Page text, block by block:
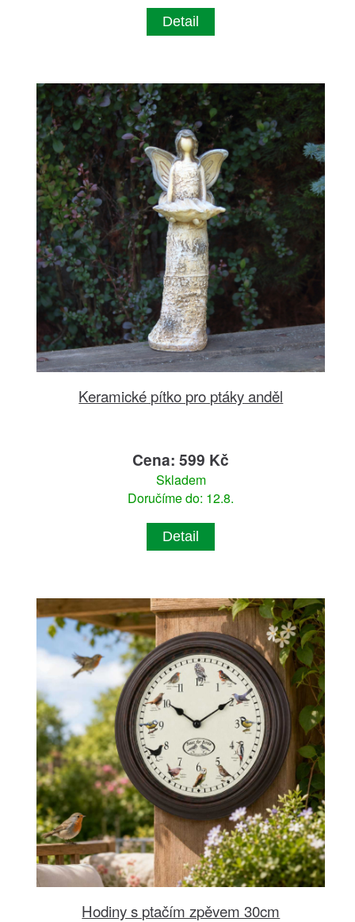
Detail
Keramické pítko pro ptáky anděl
Cena: 599 Kč
Skladem
Doručíme do: 12.8.
Detail
Hodiny s ptačím zpěvem 30cm